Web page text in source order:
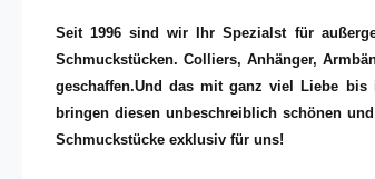
Seit 1996 sind wir Ihr Spezialst für
Schmuckstücken. Colliers, Anhänger,
geschaffen.Und das mit ganz viel Liebe bis
bringen diesen unbeschreiblich schönen
Schmuckstücke exklusiv für uns!